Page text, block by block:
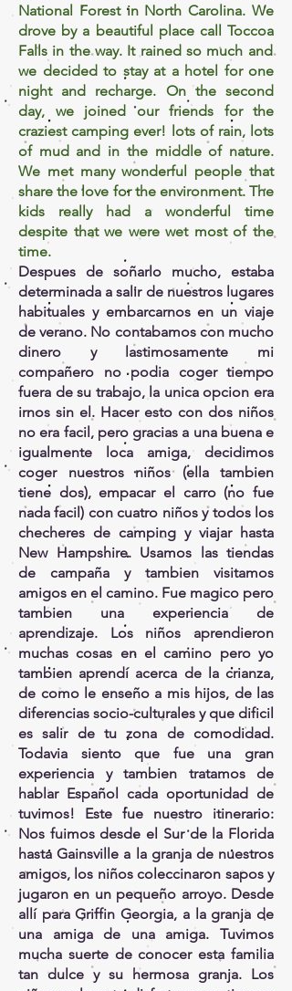
National Forest in North Carolina. We
drove by a beautiful place call Toccoa
Falls in the way. It rained so much and
we decided to stay at a hotel for one
night and recharge. On the second
day, we joined our friends for the
craziest camping ever! lots of rain, lots
of mud and in the middle of nature.
We met many wonderful people that
share the love for the environment. The
kids really had a wonderful time
despite that we were wet most of the
time.
Despues de soñarlo mucho, estaba
determinada a salir de nuestros lugares
habituales y embarcarnos en un viaje
de verano. No contabamos con mucho
dinero y lastimosamente mi
compañero no podia coger tiempo
fuera de su trabajo, la unica opcion era
irnos sin el. Hacer esto con dos niños
no era facil, pero gracias a una buena e
igualmente loca amiga, decidimos
coger nuestros niños (ella tambien
tiene dos), empacar el carro (no fue
nada facil) con cuatro niños y todos los
checheres de camping y viajar hasta
New Hampshire. Usamos las tiendas
de campaña y tambien visitamos
amigos en el camino. Fue magico pero
tambien una experiencia de
aprendizaje. Los niños aprendieron
muchas cosas en el camino pero yo
tambien aprendí acerca de la crianza,
de como le enseño a mis hijos, de las
diferencias socio-culturales y que dificil
es salir de tu zona de comodidad.
Todavia siento que fue una gran
experiencia y tambien tratamos de
hablar Español cada oportunidad de
tuvimos! Este fue nuestro itinerario:
Nos fuimos desde el Sur de la Florida
hasta Gainsville a la granja de nuestros
amigos, los niños coleccinaron sapos y
jugaron en un pequeño arroyo. Desde
allí para Griffin Georgia, a la granja de
una amiga de una amiga. Tuvimos
mucha suerte de conocer esta familia
tan dulce y su hermosa granja. Los